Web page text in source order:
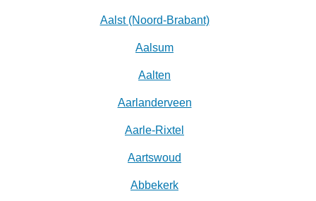
Aalst (Noord-Brabant)
Aalsum
Aalten
Aarlanderveen
Aarle-Rixtel
Aartswoud
Abbekerk